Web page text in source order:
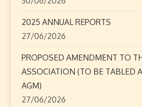
a
t
i
o
n
2025 ANNUAL REPORTS
27/06/2026
PROPOSED AMENDMENT TO
ASSOCIATION (TO BE TABLED
AGM)
27/06/2026